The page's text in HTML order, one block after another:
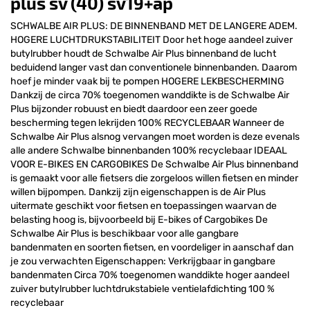
SCHWALBE AIR PLUS: DE BINNENBAND MET DE LANGERE ADEM.
HOGERE LUCHTDRUKSTABILITEIT Door het hoge aandeel zuiver
butylrubber houdt de Schwalbe Air Plus binnenband de lucht
beduidend langer vast dan conventionele binnenbanden. Daarom
hoef je minder vaak bij te pompen HOGERE LEKBESCHERMING
Dankzij de circa 70% toegenomen wanddikte is de Schwalbe Air
Plus bijzonder robuust en biedt daardoor een zeer goede
bescherming tegen lekrijden 100% RECYCLEBAAR Wanneer de
Schwalbe Air Plus alsnog vervangen moet worden is deze evenals
alle andere Schwalbe binnenbanden 100% recyclebaar IDEAAL
VOOR E-BIKES EN CARGOBIKES De Schwalbe Air Plus binnenband
is gemaakt voor alle fietsers die zorgeloos willen fietsen en minder
willen bijpompen. Dankzij zijn eigenschappen is de Air Plus
uitermate geschikt voor fietsen en toepassingen waarvan de
belasting hoog is, bijvoorbeeld bij E-bikes of Cargobikes De
Schwalbe Air Plus is beschikbaar voor alle gangbare
bandenmaten en soorten fietsen, en voordeliger in aanschaf dan
je zou verwachten Eigenschappen: Verkrijgbaar in gangbare
bandenmaten Circa 70% toegenomen wanddikte hoger aandeel
zuiver butylrubber luchtdrukstabiele ventielafdichting 100 %
recyclebaar